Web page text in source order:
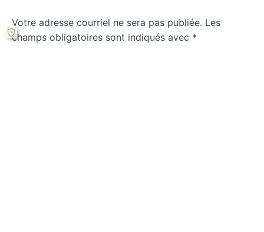
Votre adresse courriel ne sera pas publiée. Les
champs obligatoires sont indiqués avec *